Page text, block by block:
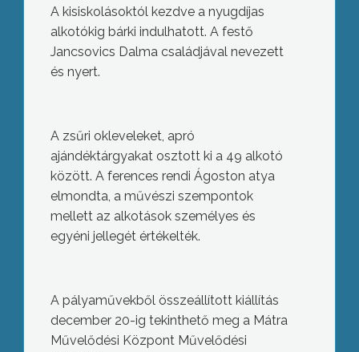
A kisiskolásoktól kezdve a nyugdíjas
alkotókig bárki indulhatott. A festő
Jancsovics Dalma családjával nevezett
és nyert.
A zsűri okleveleket, apró
ajándéktárgyakat osztott ki a 49 alkotó
között. A ferences rendi Ágoston atya
elmondta, a művészi szempontok
mellett az alkotások személyes és
egyéni jellegét értékelték.
A pályaművekből összeállított kiállítás
december 20-ig tekinthető meg a Mátra
Művelődési Központ Művelődési